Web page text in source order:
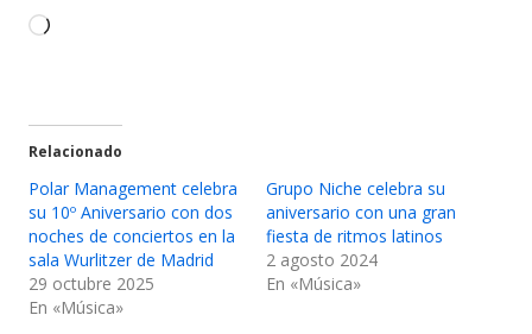
Cargando...
Relacionado
Polar Management celebra
su 10º Aniversario con dos
noches de conciertos en la
sala Wurlitzer de Madrid
29 octubre 2025
En «Música»
Grupo Niche celebra su
aniversario con una gran
fiesta de ritmos latinos
2 agosto 2024
En «Música»